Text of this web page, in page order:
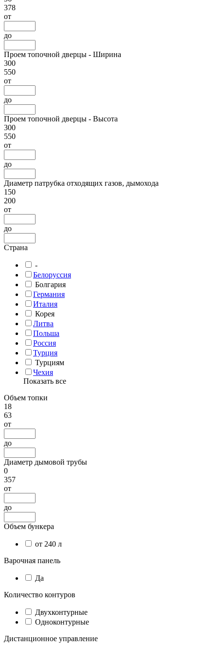
378
от
до
Проем топочной дверцы - Ширина
300
550
от
до
Проем топочной дверцы - Высота
300
550
от
до
Диаметр патрубка отходящих газов, дымохода
150
200
от
до
Страна
-
Белоруссия
Болгария
Германия
Италия
Корея
Литва
Польша
Россия
Турция
Турциям
Чехия
Показать все
Объем топки
18
63
от
до
Диаметр дымовой трубы
0
357
от
до
Объем бункера
от 240 л
Варочная панель
Да
Количество контуров
Двухконтурные
Одноконтурные
Дистанционное управление